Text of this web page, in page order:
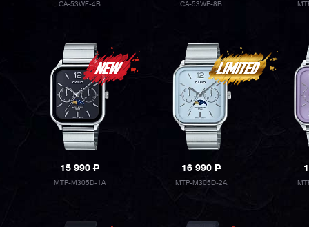
CA-53WF-4B CA-53WF-8B
15 990P
MTP-M305D-1A
16 990P
MTP-M305D-2A